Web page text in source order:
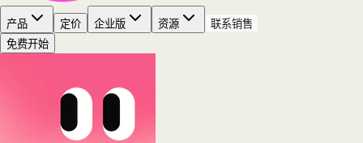
产品 定价 企业版 资源
联系销售
免费开始